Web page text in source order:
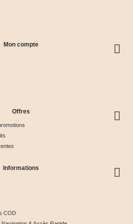
Mon compte
Offres
Informations
COD